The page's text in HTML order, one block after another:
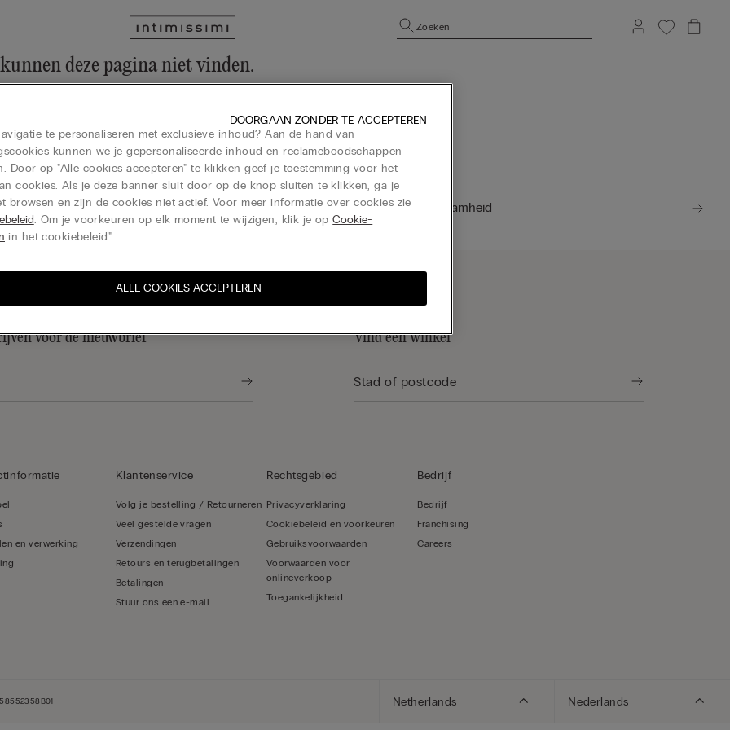
Zoeken
deze pagina niet vinden.
homepage
Cadeaukaart Duurzaamheid
voor de nieuwbrief Vind een winkel
en verwerking
Klantenservice
Volg je bestelling / Retourneren
Veel gestelde vragen
Verzendingen
Retours en terugbetalingen
Betalingen
Stuur ons een e-mail
Rechtsgebied
Privacyverklaring
Cookiebeleid en voorkeuren
Gebruiksvoorwaarden
Voorwaarden voor
onlineverkoop
Toegankelijkheid
Bedrijf
Bedrijf
Franchising
Careers
Netherlands Nederlands
te personaliseren met exclusieve inhoud? Aan de hand van
kunnen we je gepersonaliseerde inhoud en reclameboodschappen
Door op "Alle cookies accepteren" te klikken geef je toestemming voor het
cookies. Als je deze banner sluit door op de knop sluiten te klikken, ga je
browsen en zijn de cookies niet actief. Voor meer informatie over cookies zie
. Om je voorkeuren op elk moment te wijzigen, klik je opCookie-
in het cookiebeleid".
ALLE COOKIES ACCEPTEREN
DOORGAAN ZONDER TE ACCEPTEREN